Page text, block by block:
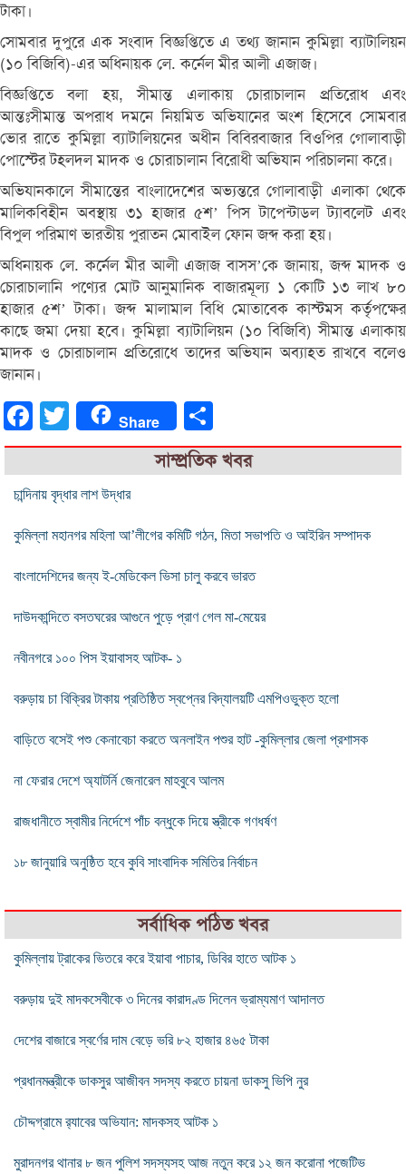
টাকা।
সোমবার দুপুরে এক সংবাদ বিজ্ঞপ্তিতে এ তথ্য জানান কুমিল্লা ব্যাটালিয়ন
(১০ বিজিবি)-এর অধিনায়ক লে. কর্নেল মীর আলী এজাজ।
বিজ্ঞপ্তিতে বলা হয়, সীমান্ত এলাকায় চোরাচালান প্রতিরোধ এবং
আন্তঃসীমান্ত অপরাধ দমনে নিয়মিত অভিযানের অংশ হিসেবে সোমবার
ভোর রাতে কুমিল্লা ব্যাটালিয়নের অধীন বিবিরবাজার বিওপির গোলাবাড়ী
পোস্টের টহলদল মাদক ও চোরাচালান বিরোধী অভিযান পরিচালনা করে।
অভিযানকালে সীমান্তের বাংলাদেশের অভ্যন্তরে গোলাবাড়ী এলাকা থেকে
মালিকবিহীন অবস্থায় ৩১ হাজার ৫শ’ পিস টাপেন্টাডল ট্যাবলেট এবং
বিপুল পরিমাণ ভারতীয় পুরাতন মোবাইল ফোন জব্দ করা হয়।
অধিনায়ক লে. কর্নেল মীর আলী এজাজ বাসস’কে জানায়, জব্দ মাদক ও
চোরাচালানি পণ্যের মোট আনুমানিক বাজারমূল্য ১ কোটি ১৩ লাখ ৮০
হাজার ৫শ’ টাকা। জব্দ মালামাল বিধি মোতাবেক কাস্টমস কর্তৃপক্ষের
কাছে জমা দেয়া হবে। কুমিল্লা ব্যাটালিয়ন (১০ বিজিবি) সীমান্ত এলাকায়
মাদক ও চোরাচালান প্রতিরোধে তাদের অভিযান অব্যাহত রাখবে বলেও
জানান।
FacebookTwitter Share
সাম্প্রতিক খবর
চান্দিনায় বৃদ্ধার লাশ উদ্ধার
কুমিল্লা মহানগর মহিলা আ’লীগের কমিটি গঠন, মিতা সভাপতি ও আইরিন সম্পাদক
বাংলাদেশিদের জন্য ই-মেডিকেল ভিসা চালু করবে ভারত
দাউদকান্দিতে বসতঘরের আগুনে পুড়ে প্রাণ গেল মা-মেয়ের
নবীনগরে ১০০ পিস ইয়াবাসহ আটক- ১
বরুড়ায় চা বিক্রির টাকায় প্রতিষ্ঠিত স্বপ্নের বিদ্যালয়টি এমপিওভুক্ত হলো
বাড়িতে বসেই পশু কেনাবেচা করতে অনলাইন পশুর হাট -কুমিল্লার জেলা প্রশাসক
না ফেরার দেশে অ্যাটর্নি জেনারেল মাহবুবে আলম
রাজধানীতে স্বামীর নির্দেশে পাঁচ বন্ধুকে দিয়ে স্ত্রীকে গণধর্ষণ
১৮ জানুয়ারি অনুষ্ঠিত হবে কুবি সাংবাদিক সমিতির নির্বাচন
সর্বাধিক পঠিত খবর
কুমিল্লায় ট্রাকের ভিতরে করে ইয়াবা পাচার, ডিবির হাতে আটক ১
বরুড়ায় দুই মাদকসেবীকে ৩ দিনের কারাদণ্ড দিলেন ভ্রাম্যমাণ আদালত
দেশের বাজারে স্বর্ণের দাম বেড়ে ভরি ৮২ হাজার ৪৬৫ টাকা
প্রধানমন্ত্রীকে ডাকসুর আজীবন সদস্য করতে চায়না ডাকসু ভিপি নুর
চৌদ্দগ্রামে র‌্যাবের অভিযান: মাদকসহ আটক ১
মুরাদনগর থানার ৮ জন পুলিশ সদস্যসহ আজ নতুন করে ১২ জন করোনা পজেটিভ